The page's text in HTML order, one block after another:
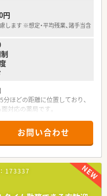
％会社負担です！
場合に、会社が借上げ社宅を用
用意可能です。
契約手続きも会社が行うため、
専念いただけます！
場合、育児休業取得可能期間
長可能です。
校に入学するまでの期間、1日
また時間外労働は免除されま
、やむを得ず勤務時間や曜日に
員のまま勤務できる制度もあ
就業していただける環境を目指
り…頑張った分評価していただ
円
します ※想定・平均残業、諸手当含
制
ほどの距離に位置しており、
対応の薬局です。
度で推移しています。
在籍しており、少人数ながら
た勤務体制を整えています。
店舗展開しており、介護事業
の総合企業です。
医療を推進し、多職種連携を通
お問い合わせ
173337